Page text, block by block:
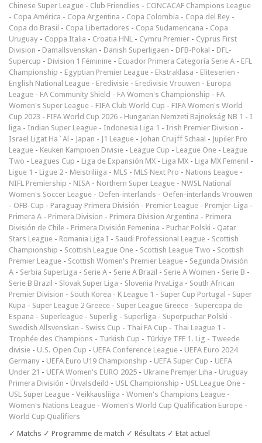
Chinese Super League - Club Friendlies - CONCACAF Champions League
- Copa América - Copa Argentina - Copa Colombia - Copa del Rey -
Copa do Brasil - Copa Libertadores - Copa Sudamericana - Copa
Uruguay - Coppa Italia - Croatia HNL - Cymru Premier - Cyprus First
Division - Damallsvenskan - Danish Superligaen - DFB-Pokal - DFL-
Supercup - Division 1 Féminine - Ecuador Primera Categoría Serie A - EFL
Championship - Egyptian Premier League - Ekstraklasa - Eliteserien -
English National League - Eredivisie - Eredivisie Vrouwen - Europa
League - FA Community Shield - FA Women's Championship - FA
Women's Super League - FIFA Club World Cup - FIFA Women's World
Cup 2023 - FIFA World Cup 2026 - Hungarian Nemzeti Bajnokság NB 1 - I
liga - Indian Super League - Indonesia Liga 1 - Irish Premier Division -
Israel Ligat Ha`Al - Japan - J1 League - Johan Cruijff Schaal - Jupiler Pro
League - Keuken Kampioen Divisie - League Cup - League One - League
Two - Leagues Cup - Liga de Expansión MX - Liga MX - Liga MX Femenil -
Ligue 1 - Ligue 2 - Meistriliiga - MLS - MLS Next Pro - Nations League -
NIFL Premiership - NISA - Northern Super League - NWSL National
Women's Soccer League - Oefen-interlands - Oefen-interlands Vrouwen
- ÖFB-Cup - Paraguay Primera División - Premier League - Premjer-Liga -
Primera A - Primera Division - Primera Division Argentina - Primera
División de Chile - Primera División Femenina - Puchar Polski - Qatar
Stars League - Romania Liga I - Saudi Professional League - Scottish
Championship - Scottish League One - Scottish League Two - Scottish
Premier League - Scottish Women's Premier League - Segunda División
A - Serbia SuperLiga - Serie A - Serie A Brazil - Serie A Women - Serie B -
Serie B Brazil - Slovak Super Liga - Slovenia PrvaLiga - South African
Premier Division - South Korea - K League 1 - Super Cup Portugal - Süper
Kupa - Super League 2 Greece - Super League Greece - Supercopa de
Espana - Superleague - Superlig - Superliga - Superpuchar Polski -
Swedish Allsvenskan - Swiss Cup - Thai FA Cup - Thai League 1 -
Trophée des Champions - Turkish Cup - Türkiye TFF 1. Lig - Tweede
divisie - U.S. Open Cup - UEFA Conference League - UEFA Euro 2024
Germany - UEFA Euro U19 Championship - UEFA Super Cup - UEFA
Under 21 - UEFA Women's EURO 2025 - Ukraine Premjer Liha - Uruguay
Primera División - Úrvalsdeild - USL Championship - USL League One -
USL Super League - Veikkausliiga - Women's Champions League -
Women's Nations League - Women's World Cup Qualification Europe -
World Cup Qualifiers
✓ Matchs ✓ Programme de match ✓ Résultats ✓ Etat actuel